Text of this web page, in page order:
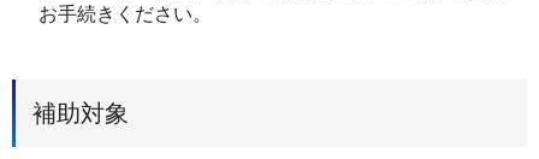
お手続きください。
補助対象